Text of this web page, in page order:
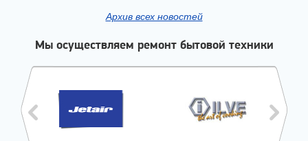
Архив всех новостей
Мы осуществляем ремонт бытовой техники